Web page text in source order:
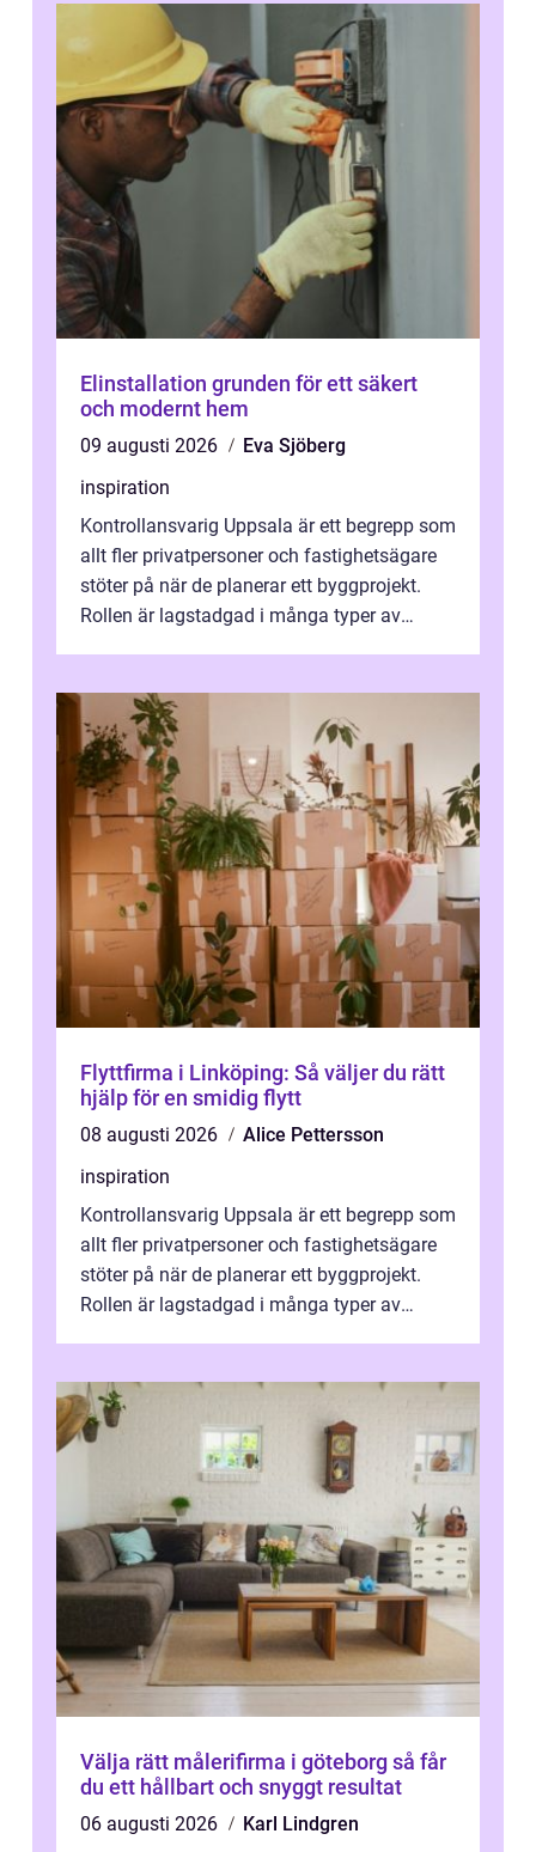
Elinstallation grunden för ett säkert
och modernt hem
09 augusti 2026
Eva Sjöberg
inspiration
Kontrollansvarig Uppsala är ett begrepp som
allt fler privatpersoner och fastighetsägare
stöter på när de planerar ett byggprojekt.
Rollen är lagstadgad i många typer av
Flyttfirma i Linköping: Så väljer du rätt
hjälp för en smidig flytt
08 augusti 2026
Alice Pettersson
inspiration
Kontrollansvarig Uppsala är ett begrepp som
allt fler privatpersoner och fastighetsägare
stöter på när de planerar ett byggprojekt.
Rollen är lagstadgad i många typer av
Välja rätt målerifirma i göteborg så får
du ett hållbart och snyggt resultat
06 augusti 2026
Karl Lindgren